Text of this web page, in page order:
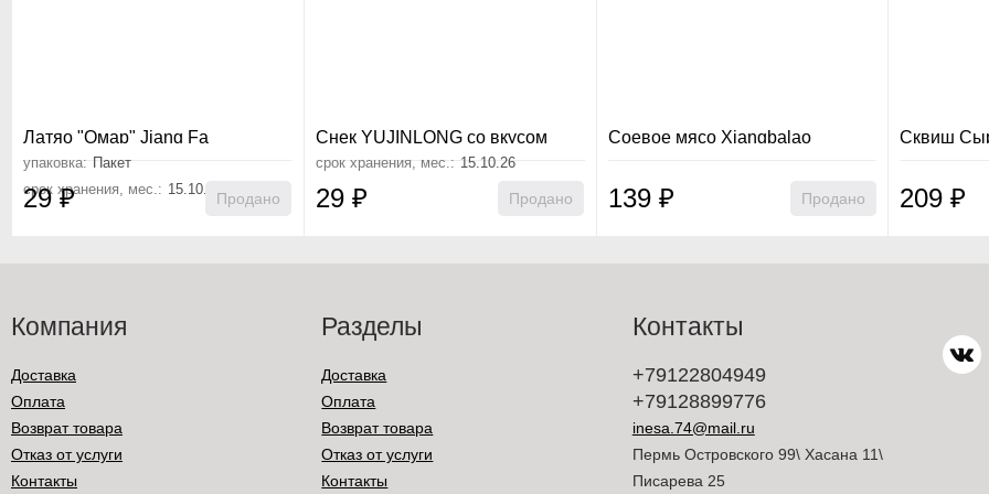
Латяо "Омар" Jiang Fa
упаковка: Пакет
срок хранения, мес.: 15.10.26
29₽ Продано
Снек YUJINLONG со вкусом
острой краба 18 г
срок хранения, мес.: 15.10.26
29 ₽ Продано
Соевое мясо Xiangbalao
139 ₽ Продано
Сквиш
209₽
Компания
Доставка
Оплата
Возврат товара
Отказ от услуги
Контакты
Разделы
Доставка
Оплата
Возврат товара
Отказ от услуги
Контакты
Контакты
+79122804949
+79128899776
inesa.74@mail.ru
Пермь Островского 99\ Хасана 11\
Писарева 25